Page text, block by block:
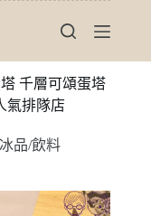
千層可頌蛋塔
氣排隊店
品/飲料